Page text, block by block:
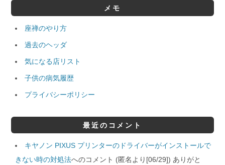
メモ
座禅のやり方
過去のヘッダ
気になる店リスト
子供の病気履歴
プライバシーポリシー
最近のコメント
キヤノン PIXUS プリンターのドライバーがインストールで
きない時の対処法へのコメント (匿名より[06/29]) ありがと